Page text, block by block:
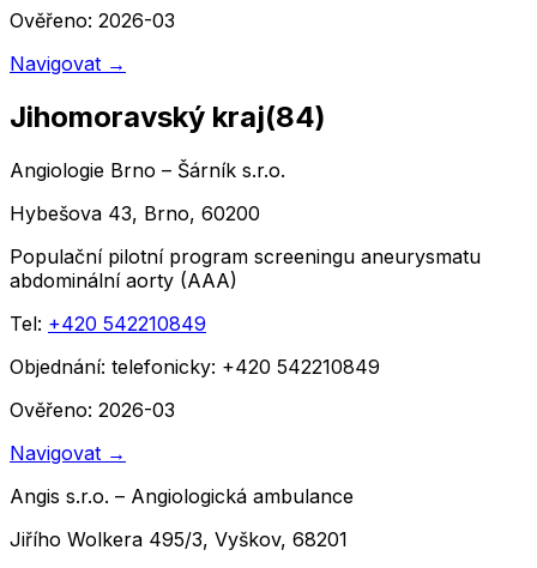
Ověřeno: 2026-03
Navigovat →
Jihomoravský kraj(84)
Angiologie Brno – Šárník s.r.o.
Hybešova 43, Brno, 60200
Populační pilotní program screeningu aneurysmatu
abdominální aorty (AAA)
Tel: +420 542210849
Objednání: telefonicky: +420 542210849
Ověřeno: 2026-03
Navigovat →
Angis s.r.o. – Angiologická ambulance
Jiřího Wolkera 495/3, Vyškov, 68201